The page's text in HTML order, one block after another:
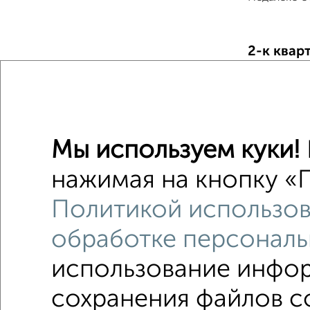
2-к
С
с
с
Однокомнатные Двухкомнатные
Мы используем куки!
нажимая на кнопку
Политикой
обработке
использование
сохранения файлов